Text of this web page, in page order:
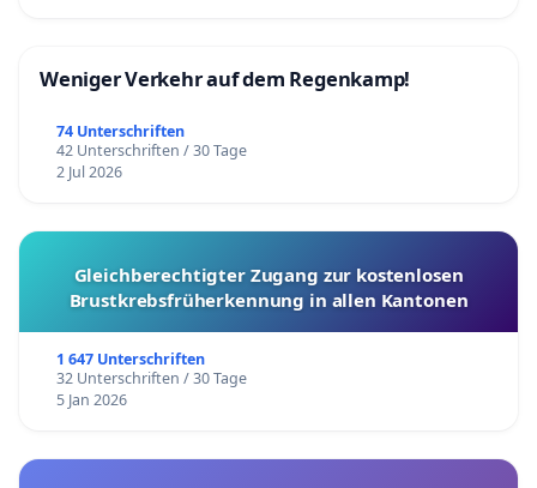
Weniger Verkehr auf dem Regenkamp!
74 Unterschriften
42 Unterschriften / 30 Tage
2 Jul 2026
Gleichberechtigter Zugang zur kostenlosen
Brustkrebsfrüherkennung in allen Kantonen
1 647 Unterschriften
32 Unterschriften / 30 Tage
5 Jan 2026